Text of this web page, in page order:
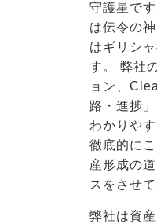
守護星で
は伝令の
はギリシ
す。 弊社
ョン、
路・進捗
わかりや
徹底的に
産形成の
スをさせ
弊社は資